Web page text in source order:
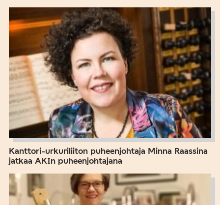
Kanttori-urkuriliiton puheenjohtaja Minna Raassina
jatkaa AKIn puheenjohtajana